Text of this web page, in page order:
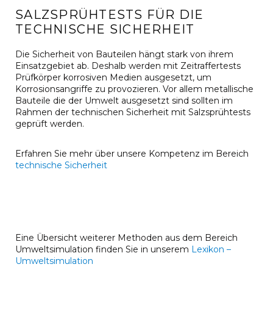
SALZSPRÜHTESTS FÜR DIE
TECHNISCHE SICHERHEIT
Die Sicherheit von Bauteilen hängt stark von ihrem
Einsatzgebiet ab. Deshalb werden mit Zeitraffertests
Prüfkörper korrosiven Medien ausgesetzt, um
Korrosionsangriffe zu provozieren. Vor allem metallische
Bauteile die der Umwelt ausgesetzt sind sollten im
Rahmen der technischen Sicherheit mit Salzsprühtests
geprüft werden.
Erfahren Sie mehr über unsere Kompetenz im Bereich
technische Sicherheit
Eine Übersicht weiterer Methoden aus dem Bereich
Umweltsimulation finden Sie in unserem Lexikon –
Umweltsimulation